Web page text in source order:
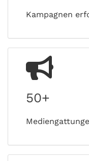
Kampagnen
50+